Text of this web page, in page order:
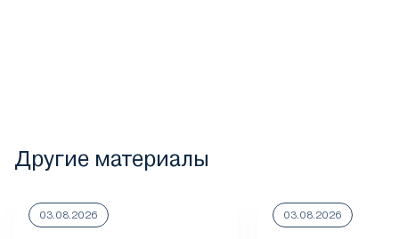
Другие материалы
03.08.2026 03.08.2026